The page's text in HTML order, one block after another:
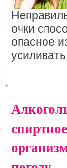
очки
опасное